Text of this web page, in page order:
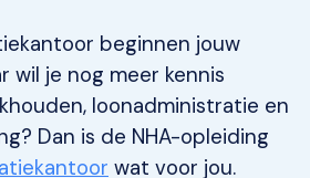
beginnen jouw
wil je nog meer kennis
loonadministratie en
Dan is de NHA-opleiding
wat voor jou.